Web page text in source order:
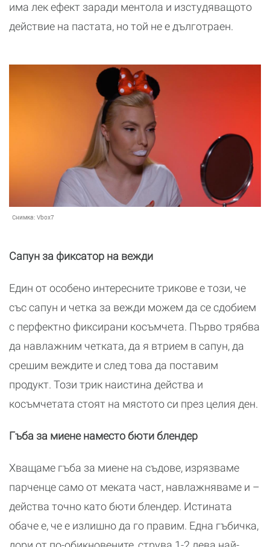
има лек ефект заради ментола и изстудяващото
действие на пастата, но той не е дълготраен.
Снимка: Vbox7
Сапун за фиксатор на вежди
Един от особено интересните трикове е този, че
със сапун и четка за вежди можем да се сдобием
с перфектно фиксирани косъмчета. Първо трябва
да навлажним четката, да я втрием в сапун, да
срешим веждите и след това да поставим
продукт. Този трик наистина действа и
косъмчетата стоят на мястото си през целия ден.
Гъба за миене наместо бюти блендер
Хващаме гъба за миене на съдове, изрязваме
парченце само от меката част, навлажняваме и –
действа точно като бюти блендер. Истината
обаче е, че е излишно да го правим. Една гъбичка,